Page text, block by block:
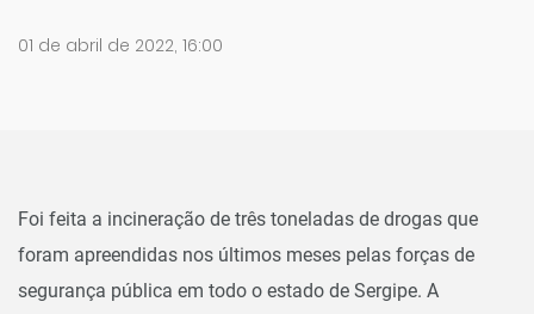
01 de abril de 2022, 16:00
Foi feita a incineração de três toneladas de drogas que
foram apreendidas nos últimos meses pelas forças de
segurança pública em todo o estado de Sergipe. A